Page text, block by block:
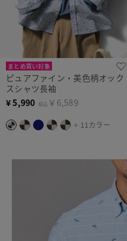
まとめ買い対象
ピュアファイン・美色柄オック
スシャツ長袖
¥5,990 税込 ￥6,589
+ 11カラー